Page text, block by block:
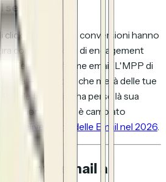
settore
click-through è le conversioni hanno
come metriche di engagement
delle piattaforme email. L'MPP di
— una volta che metà delle tue
là metrica ha perso là sua
su cosa è cambiato
Deliverability delle Email nel 2026.
email a